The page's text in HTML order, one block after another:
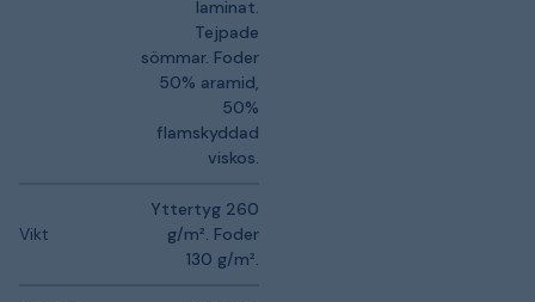
laminat.
Tejpade
sömmar. Foder
50% aramid,
50%
flamskyddad
viskos.
Vikt
Yttertyg 260
g/m². Foder
130 g/m².